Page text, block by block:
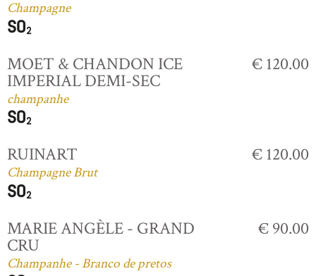
Champagne
MOET & CHANDON ICE
IMPERIAL DEMI-SEC
champanhe
€ 120.00
RUINART
Champagne Brut
€ 120.00
MARIE ANGÈLE - GRAND
CRU
Champanhe - Branco de pretos
€ 90.00